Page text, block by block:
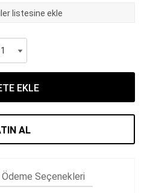
listesine ekle
EKLE
AL
Ödeme Seçenekleri